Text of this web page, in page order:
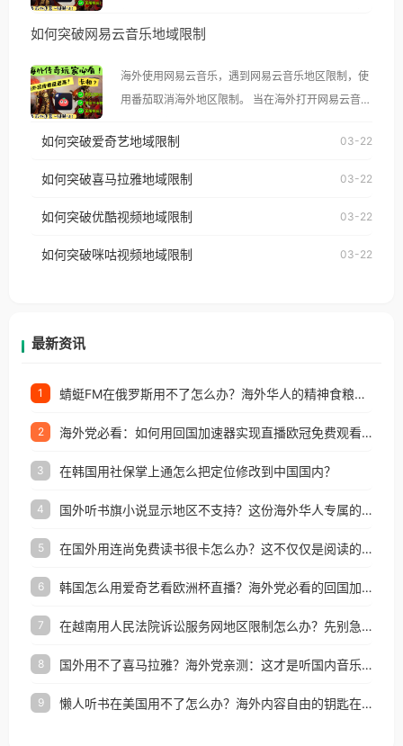
示语。 海外用户如香港、澳门、台湾、美国、加拿
像其他音乐平台一样，出现地区及版权限制问题，且
仅能在中国大陆地区播放。 遇到这个问题的朋友们，
使用番茄回国加速器，即可解决「海外用户收听腾讯
台湾、美国、加拿大、澳大利亚、欧洲等国家和地区
权限制所困扰。
如何突破网易云音乐地域限制
海外使用网易云音乐，遇到网易云音乐地区限制，使
用番茄取消海外地区限制。 当在海外打开网易云音
播放”的提示语。 海外用户如香港、澳门、台湾、美
国、加拿大、澳大利亚、欧洲等国家和地区时，网易
制问题，且仅能在中国大陆地区播放。 遇到这个问题
户收听网易云音乐地区版权限制」的问题，无论人在
如何突破爱奇艺地域限制 03-22
如何突破喜马拉雅地域限制 03-22
如何突破优酷视频地域限制 03-22
如何突破咪咕视频地域限制 03-22
最新资讯
1 蜻蜓FM在俄罗斯用不了怎么办？海外华人的精神食粮补给方案
2 海外党必看：如何用回国加速器实现直播欧冠免费观看？附影视音乐全攻略
3 在韩国用社保掌上通怎么把定位修改到中国国内？
4 国外听书旗小说显示地区不支持？这份海外华人专属的国内内容解锁指南请收好
5 在国外用连尚免费读书很卡怎么办？这不仅仅是阅读的烦恼
6 韩国怎么用爱奇艺看欧洲杯直播？海外党必看的回国加速全攻略
7 在越南用人民法院诉讼服务网地区限制怎么办？先别急，这可能只是网络问题的冰山一角
8 国外用不了喜马拉雅？海外党亲测：这才是听国内音乐听书的正确打开方式
9 懒人听书在美国用不了怎么办？海外内容自由的钥匙在这里